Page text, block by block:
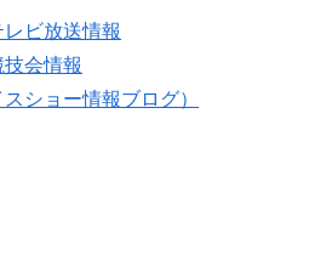
ビ放送情報
会情報
ショー情報ブログ）